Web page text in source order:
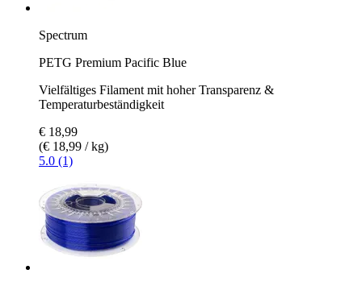
Spectrum
PETG Premium Pacific Blue
Vielfältiges Filament mit hoher Transparenz &
Temperaturbeständigkeit
€ 18,99
(€ 18,99 / kg)
5.0 (1)